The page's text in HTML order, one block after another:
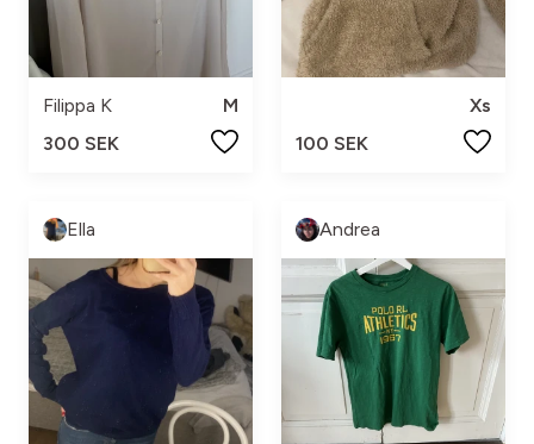
Filippa K
M
300 SEK
Xs
100 SEK
Ella Andrea